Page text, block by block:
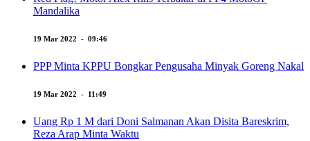
Mandalika
19 Mar 2022 - 09:46
PPP Minta KPPU Bongkar Pengusaha Minyak Goreng Nakal
19 Mar 2022 - 11:49
Uang Rp 1 M dari Doni Salmanan Akan Disita Bareskrim,
Reza Arap Minta Waktu